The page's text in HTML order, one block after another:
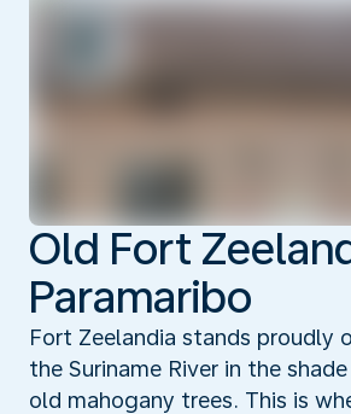
Old Fort
Paramaribo
Fort Zeelandia stands proudly
the Suriname River in the
old mahogany trees. This is